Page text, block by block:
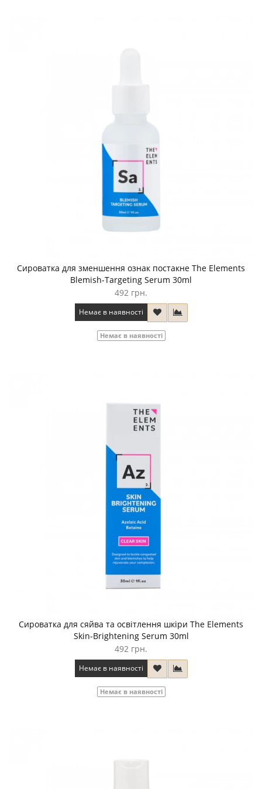
Сироватка для зменшення ознак постакне The Elements
Blemish-Targeting Serum 30ml
492 грн.
Немає в наявності
Немає в наявності
Сироватка для сяйва та освітлення шкіри The Elements
Skin-Brightening Serum 30ml
492 грн.
Немає в наявності
Немає в наявності